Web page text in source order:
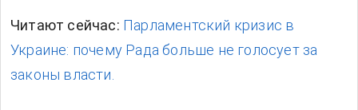
Читают сейчас: Парламентский кризис в
Украине: почему Рада больше не голосует за
законы власти.